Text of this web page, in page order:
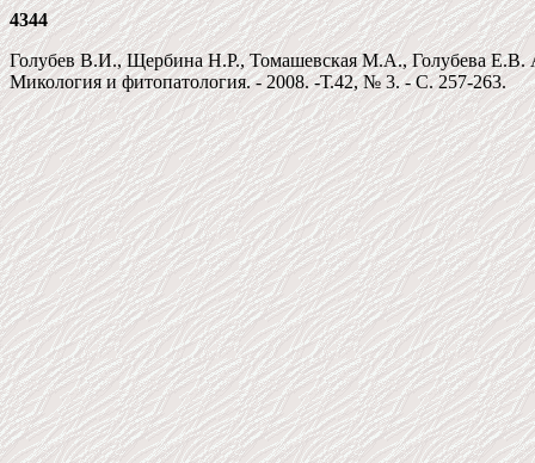
4344
Голубев В.И., Щербина Н.Р., Томашевская М.А., Голубева Е.В.
Микология и фитопатология. - 2008. -Т.42, № 3. - С. 257-263.